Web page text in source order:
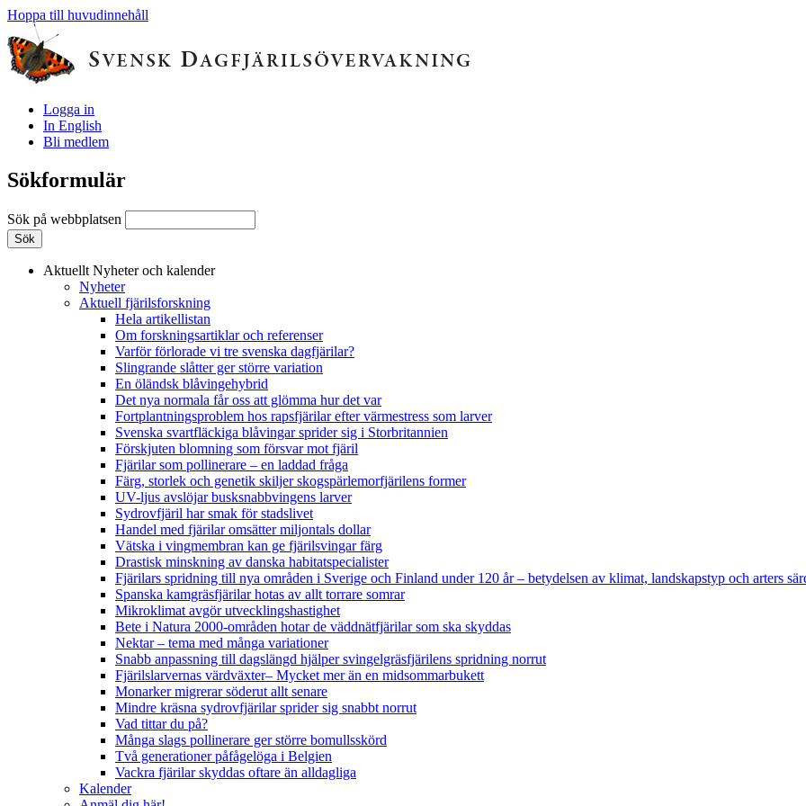
Hoppa till huvudinnehåll
Logga in
In English
Bli medlem
Sökformulär
Sök på webbplatsen
Aktuellt Nyheter och kalender
Nyheter
Aktuell fjärilsforskning
Hela artikellistan
Om forskningsartiklar och referenser
Varför förlorade vi tre svenska dagfjärilar?
Slingrande slåtter ger större variation
En öländsk blåvingehybrid
Det nya normala får oss att glömma hur det var
Fortplantningsproblem hos rapsfjärilar efter värmestress som larver
Svenska svartfläckiga blåvingar sprider sig i Storbritannien
Förskjuten blomning som försvar mot fjäril
Fjärilar som pollinerare – en laddad fråga
Färg, storlek och genetik skiljer skogspärlemorfjärilens former
UV-ljus avslöjar busksnabbvingens larver
Sydrovfjäril har smak för stadslivet
Handel med fjärilar omsätter miljontals dollar
Vätska i vingmembran kan ge fjärilsvingar färg
Drastisk minskning av danska habitatspecialister
Fjärilars spridning till nya områden i Sverige och Finland under 120 år– betydelsen av klimat, landskapstyp och arters
Spanska kamgräsfjärilar hotas av allt torrare somrar
Mikroklimat avgör utvecklingshastighet
Bete i Natura 2000-områden hotar de väddnätfjärilar som ska skyddas
Nektar – tema med många variationer
Snabb anpassning till dagslängd hjälper svingelgräsfjärilens spridning norrut
Fjärilslarvernas värdväxter– Mycket mer än en midsommarbukett
Monarker migrerar söderut allt senare
Mindre kräsna sydrovfjärilar sprider sig snabbt norrut
Vad tittar du på?
Många slags pollinerare ger större bomullsskörd
Två generationer påfågelöga i Belgien
Vackra fjärilar skyddas oftare än alldagliga
Kalender